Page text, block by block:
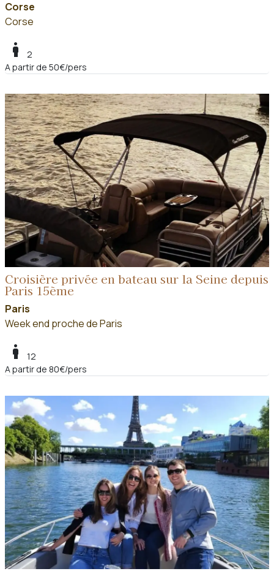
Corse
Corse
boy
2
A partir de 50€/pers
Croisière privée en bateau sur la Seine depuis
Paris 15ème
Paris
Week end proche de Paris
boy
12
A partir de 80€/pers